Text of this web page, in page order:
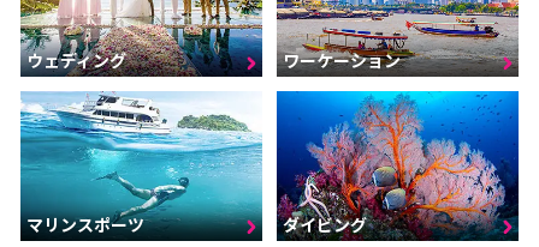
ウェディング ワーケーション
マリンスポーツ ダイビング